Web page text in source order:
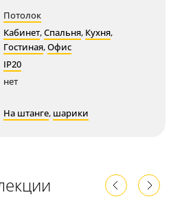
Потолок
Кабинет,Спальня, Кухня,
Гостиная,Офис
IP20
нет
На штанге, шарики